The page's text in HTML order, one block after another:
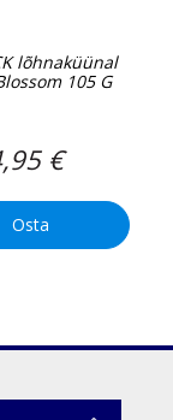
lõhnaküünal
105 G
€
Osta